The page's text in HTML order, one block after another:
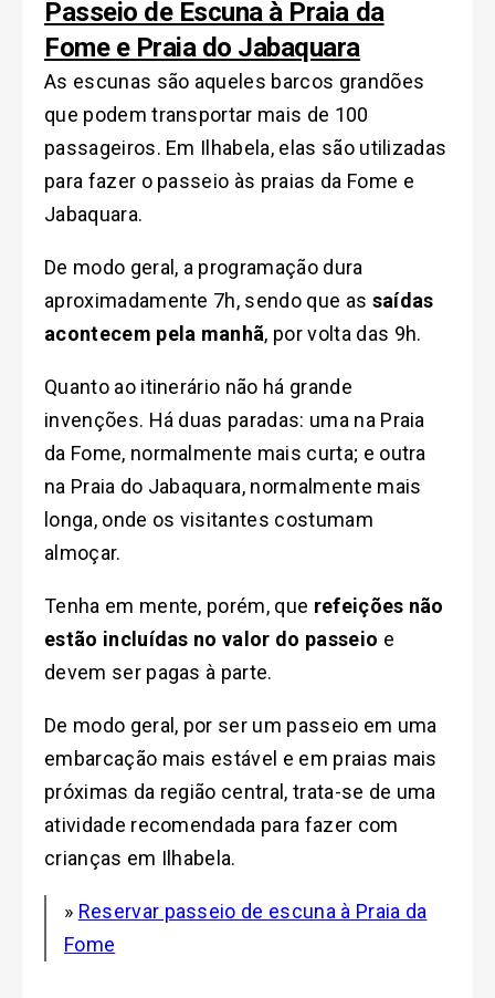
Passeio de Escuna à Praia da
Fome e Praia do Jabaquara
As escunas são aqueles barcos grandões
que podem transportar mais de 100
passageiros. Em Ilhabela, elas são utilizadas
para fazer o passeio às praias da Fome e
Jabaquara.
De modo geral, a programação dura
aproximadamente 7h, sendo que as saídas
acontecem pela manhã, por volta das 9h.
Quanto ao itinerário não há grande
invenções. Há duas paradas: uma na Praia
da Fome, normalmente mais curta; e outra
na Praia do Jabaquara, normalmente mais
longa, onde os visitantes costumam
almoçar.
Tenha em mente, porém, que refeições não
estão incluídas no valor do passeio e
devem ser pagas à parte.
De modo geral, por ser um passeio em uma
embarcação mais estável e em praias mais
próximas da região central, trata-se de uma
atividade recomendada para fazer com
crianças em Ilhabela.
» Reservar passeio de escuna à Praia da
Fome